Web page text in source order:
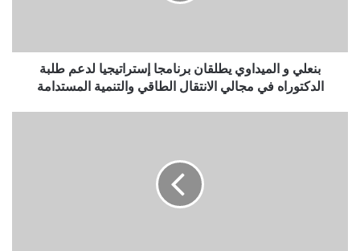
بنعلي و الميداوي يطلقان برنامجا إستراتيجيا لدعم طلبة
الدكتوراه في مجالي الانتقال الطاقي والتنمية المستدامة